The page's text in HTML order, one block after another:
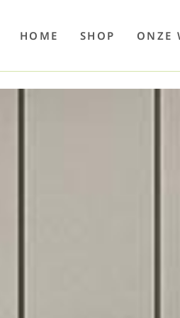
HOME SHOP ONZE